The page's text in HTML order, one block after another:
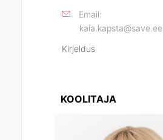
Email:
kaia.kapsta@save.ee
Kirjeldus
KOOLITAJA